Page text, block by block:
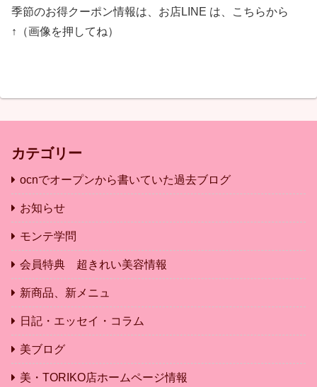
季節のお得クーポン情報は、お店LINE は、こちらから
↑（画像を押してね）
カテゴリー
ocnでオープンから書いていた過去ブログ
お知らせ
モンテ学問
会員特典 超きれい美容情報
新商品、新メニュ
日記・エッセイ・コラム
美ブログ
美・TORIKO店ホームページ情報